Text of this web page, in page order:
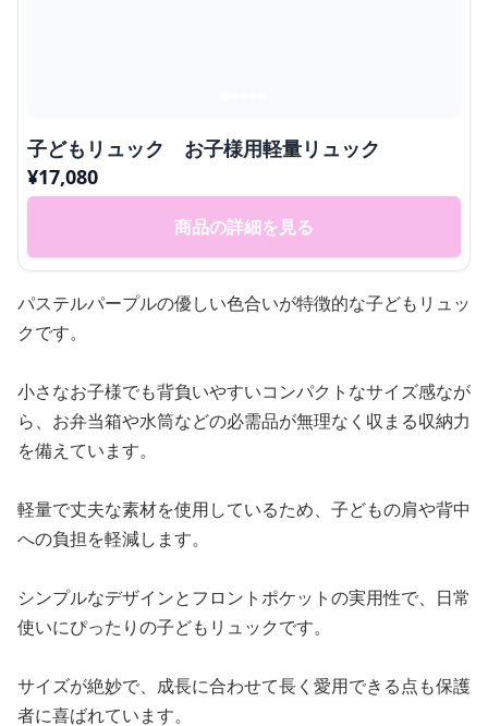
子どもリュック お子様用軽量リュック
¥17,080
商品の詳細を見る
パステルパープルの優しい色合いが特徴的な子どもリュッ
クです。
小さなお子様でも背負いやすいコンパクトなサイズ感なが
ら、お弁当箱や水筒などの必需品が無理なく収まる収納力
を備えています。
軽量で丈夫な素材を使用しているため、子どもの肩や背中
への負担を軽減します。
シンプルなデザインとフロントポケットの実用性で、日常
使いにぴったりの子どもリュックです。
サイズが絶妙で、成長に合わせて長く愛用できる点も保護
者に喜ばれています。